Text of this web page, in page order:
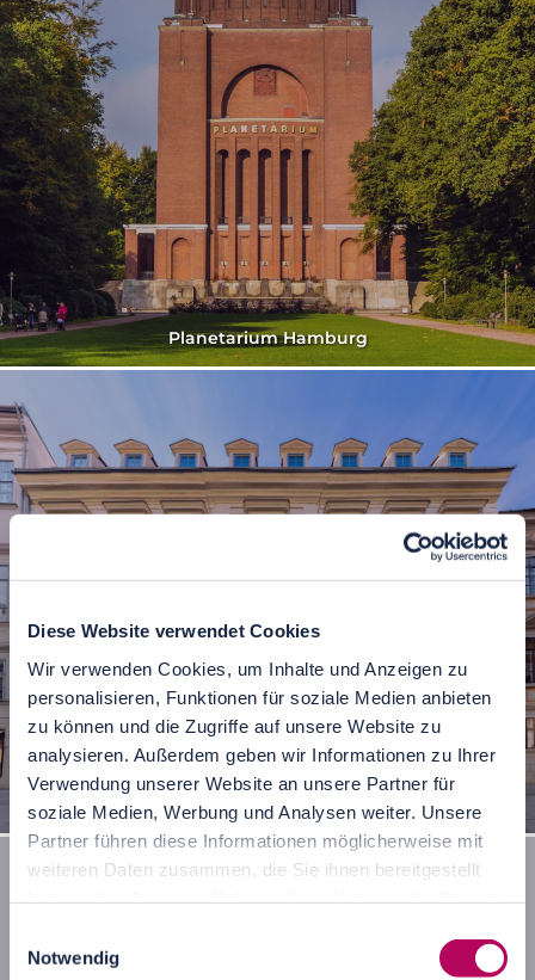
Diese Website verwendet Cookies
Wir verwenden Cookies, um Inhalte und Anzeigen zu
personalisieren, Funktionen für soziale Medien anbieten
zu können und die Zugriffe auf unsere Website zu
analysieren. Außerdem geben wir Informationen zu Ihrer
Verwendung unserer Website an unsere Partner für
soziale Medien, Werbung und Analysen weiter. Unsere
Partner führen diese Informationen möglicherweise mit
weiteren Daten zusammen, die Sie ihnen bereitgestellt
Notwendig
Planetarium Hamburg
Palais Trauttmansdorff in Wien